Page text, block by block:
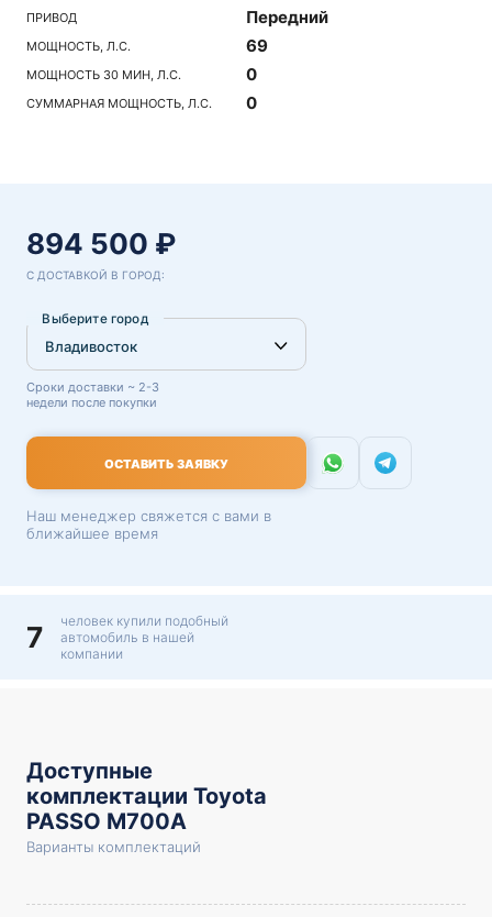
ПРИВОД Передний
МОЩНОСТЬ, Л.С. 69
МОЩНОСТЬ 30 МИН, Л.С. 0
СУММАРНАЯ МОЩНОСТЬ, Л.С. 0
894 500 ₽
С ДОСТАВКОЙ В ГОРОД:
Выберите город
Сроки доставки ~ 2-3
недели после покупки
ОСТАВИТЬ ЗАЯВКУ
Наш менеджер свяжется с вами в
ближайшее время
7
человек купили подобный
автомобиль в нашей
компании
Доступные
комплектации Toyota
PASSO M700A
Варианты комплектаций